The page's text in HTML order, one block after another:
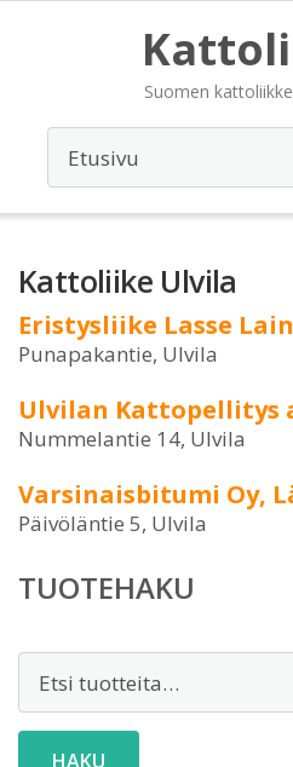
Suomen
Kattoliike Ulvila
Eristysliike Lasse
Punapakantie, Ulvila
Ulvilan Kattopellitys
Nummelantie 14, Ulvila
Varsinaisbitumi Oy,
Päivöläntie 5, Ulvila
TUOTEHAKU
HAKU